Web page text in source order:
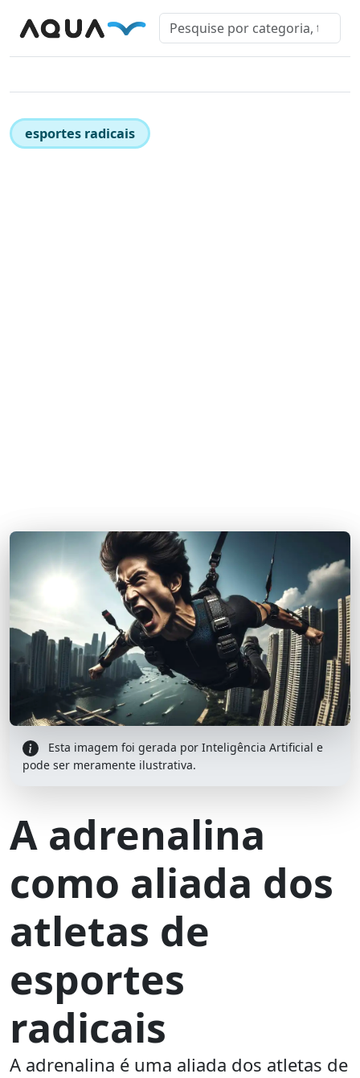
esportes radicais
Esta imagem foi gerada por Inteligência Artificial e
pode ser meramente ilustrativa.
A adrenalina
como aliada dos
atletas de
esportes
radicais
A adrenalina é uma aliada dos atletas de